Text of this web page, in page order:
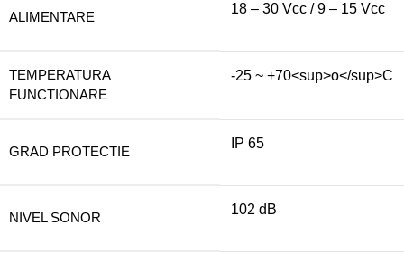
ALIMENTARE
18 – 30 Vcc / 9 – 15 Vcc
TEMPERATURA
FUNCTIONARE
-25 ~ +70<sup>o</sup>C
GRAD PROTECTIE
IP 65
NIVEL SONOR
102 dB